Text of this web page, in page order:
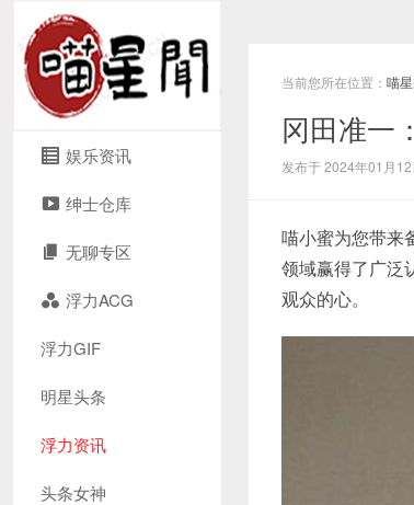
娱乐资讯
绅士仓库
无聊专区
浮力ACG
浮力GIF
明星头条
浮力资讯
头条女神
当前您所在位置： 喵
冈田准一
发布于 2024年01月
喵小蜜为您带来
领域赢得了广泛
观众的心。